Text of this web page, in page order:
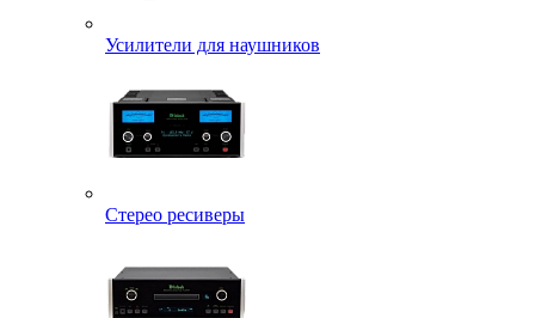
Усилители для наушников
Стерео ресиверы